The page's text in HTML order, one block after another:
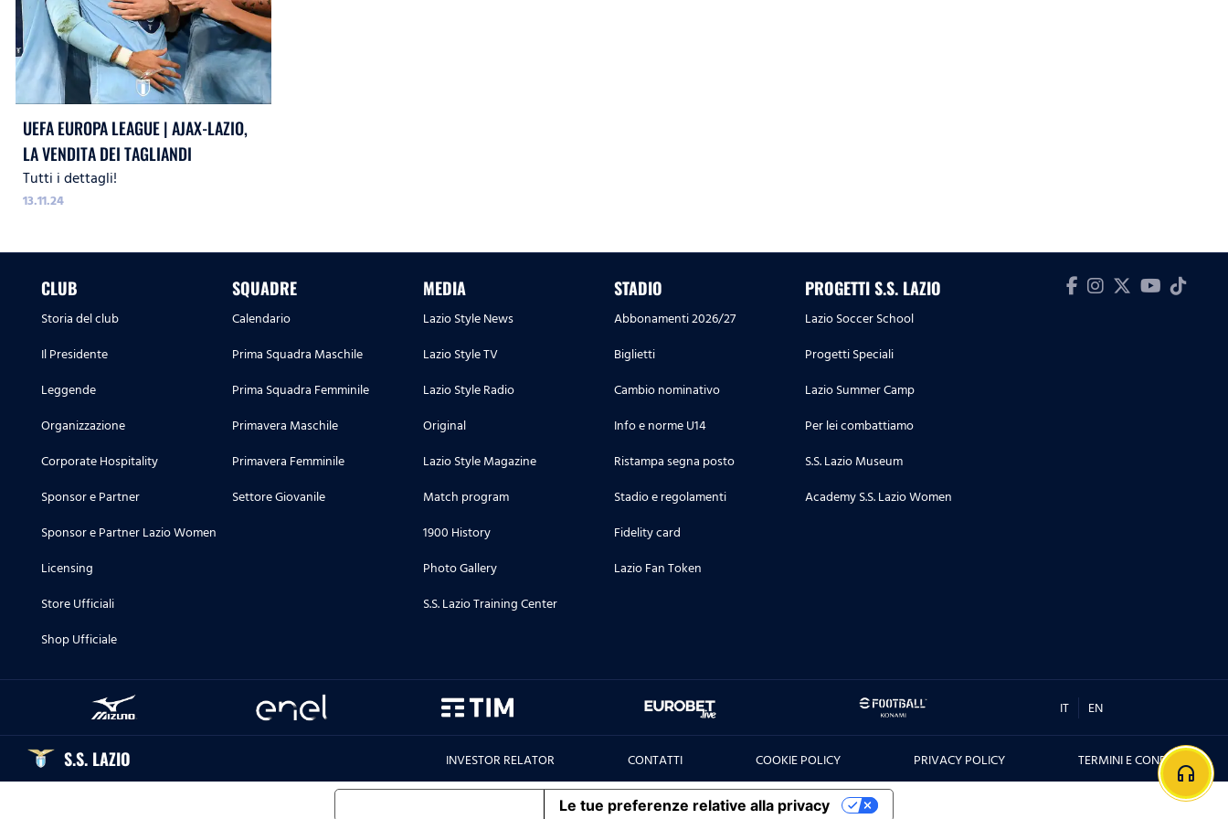
UEFA EUROPA LEAGUE | AJAX-LAZIO,
LA VENDITA DEI TAGLIANDI
Tutti i dettagli!
13.11.24
CLUB
Storia del club
Il Presidente
Leggende
Organizzazione
Corporate Hospitality
Sponsor e Partner
Sponsor e Partner Lazio Women
Licensing
Store Ufficiali
Shop Ufficiale
SQUADRE
Calendario
Prima Squadra Maschile
Prima Squadra Femminile
Primavera Maschile
Primavera Femminile
Settore Giovanile
MEDIA
Lazio Style News
Lazio Style TV
Lazio Style Radio
Original
Lazio Style Magazine
Match program
1900 History
Photo Gallery
S.S. Lazio Training Center
STADIO
Abbonamenti 2026/27
Biglietti
Cambio nominativo
Info e norme U14
Ristampa segna posto
Stadio e regolamenti
Fidelity card
Lazio Fan Token
PROGETTI S.S. LAZIO
Lazio Soccer School
Progetti Speciali
Lazio Summer Camp
Per lei combattiamo
S.S. Lazio Museum
Academy S.S. Lazio Women
IT EN
S.S. LAZIO INVESTOR RELATOR CONTATTI COOKIE POLICY PRIVACY POLICY TERMINI E CONDIZIONI
headphones
Le tue preferenze relative alla privacy